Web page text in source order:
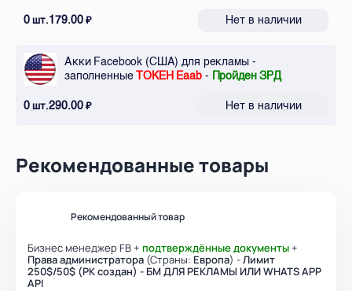
0шт.179.00₽ Нет в наличии
Акки Facebook (США) для рекламы -
заполненныеТОКЕН Eaab- Пройден ЗРД
0шт.290.00₽ Нет в наличии
Рекомендованные товары
Рекомендованный товар
Бизнес менеджер FB + подтверждённые документы+
Права администратора (Страны: Европа) -Лимит
250$/50$ (РК создан) - БМ ДЛЯ РЕКЛАМЫ ИЛИ WHATS APP
API